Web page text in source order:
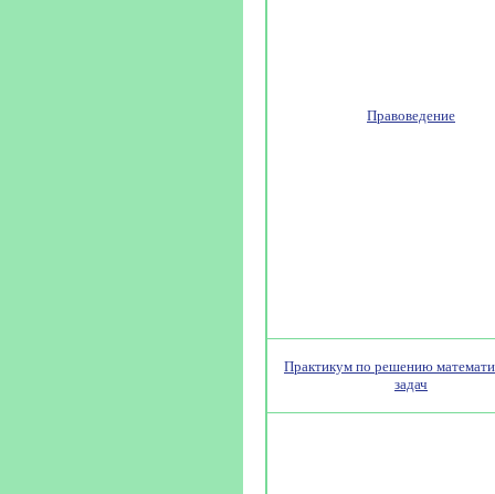
Правоведение
Практикум по решению
задач